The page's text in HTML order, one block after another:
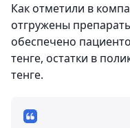
Как отметили в
отгружены
обеспечено
тенге, остатки в
тенге.